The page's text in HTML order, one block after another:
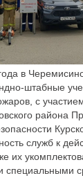
в
штабные
с
района
служб к
их
специальными